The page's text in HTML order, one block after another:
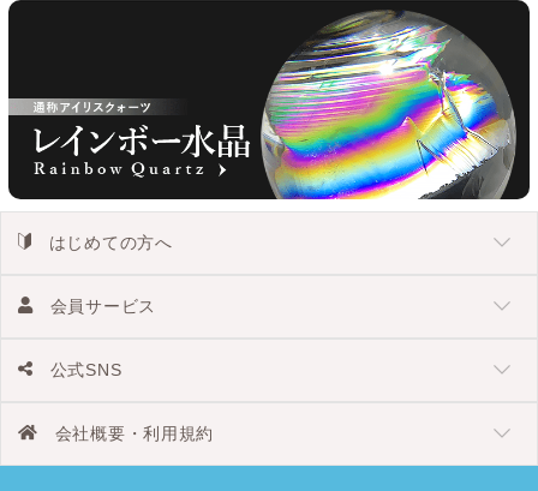
はじめての方へ
会員サービス
公式SNS
会社概要・利用規約